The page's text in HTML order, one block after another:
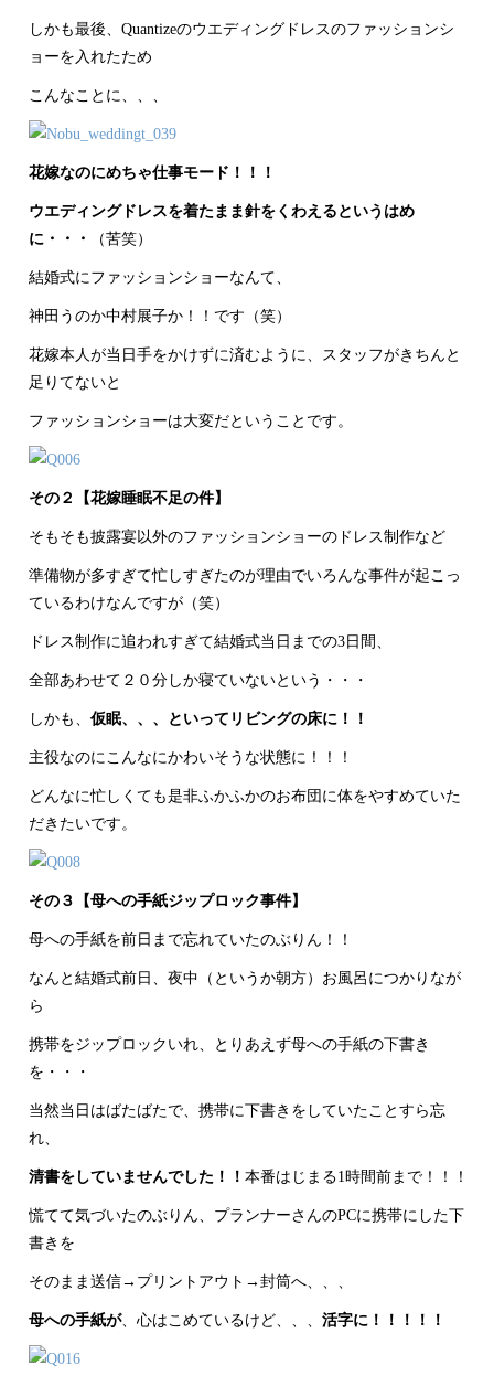
しかも最後、Quantizeのウエディングドレスのファッションシ
ョーを入れたため
こんなことに、、、
花嫁なのにめちゃ仕事モード！！！
ウエディングドレスを着たまま針をくわえるというはめ
に・・・
（苦笑）
結婚式にファッションショーなんて、
神田うのか中村展子か！！です（笑）
花嫁本人が当日手をかけずに済むように、スタッフがきちんと
足りてないと
ファッションショーは大変だということです。
その２【花嫁睡眠不足の件】
そもそも披露宴以外のファッションショーのドレス制作など
準備物が多すぎて忙しすぎたのが理由でいろんな事件が起こっ
ているわけなんですが（笑）
ドレス制作に追われすぎて結婚式当日までの3日間、
全部あわせて２０分しか寝ていないという・・・
しかも、仮眠、、、といってリビングの床に！！
主役なのにこんなにかわいそうな状態に！！！
どんなに忙しくても是非ふかふかのお布団に体をやすめていた
だきたいです。
その３【母への手紙ジップロック事件】
母への手紙を前日まで忘れていたのぶりん！！
なんと結婚式前日、夜中（というか朝方）お風呂につかりなが
ら
携帯をジップロックいれ、とりあえず母への手紙の下書き
を・・・
当然当日はばたばたで、携帯に下書きをしていたことすら忘
れ、
清書をしていませんでした！！本番はじまる1時間前まで！！！
慌てて気づいたのぶりん、プランナーさんのPCに携帯にした下
書きを
そのまま送信→プリントアウト→封筒へ、、、
母への手紙が、心はこめているけど、、、活字に！！！！！